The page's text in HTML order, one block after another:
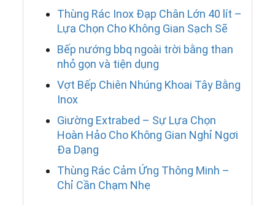
Thùng Rác Inox Đạp Chân Lớn 40 lít –
Lựa Chọn Cho Không Gian Sạch Sẽ
Bếp nướng bbq ngoài trời bằng than
nhỏ gọn và tiện dụng
Vợt Bếp Chiên Nhúng Khoai Tây Bằng
Inox
Giường Extrabed – Sự Lựa Chọn
Hoàn Hảo Cho Không Gian Nghỉ Ngơi
Đa Dạng
Thùng Rác Cảm Ứng Thông Minh –
Chỉ Cần Chạm Nhẹ